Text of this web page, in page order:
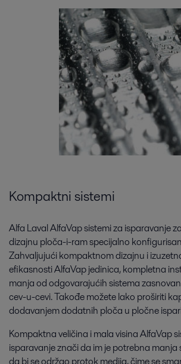
Kompaktni sistemi
Alfa Laval AlfaVap sistemi za isparavanje
dizajnu ploča-i-ram specijalno
Zahvaljujući kompaktnom dizajnu i
efikasnosti AlfaVap jedinica, kompletna
manja od odgovarajućih sistema
cev-u-cevi. Takođe možete lako proširiti
dodavanjem dodatnih ploča u pločne
Kompaktna veličina i mala visina AlfaVap
isparavanje znači da im je potrebna